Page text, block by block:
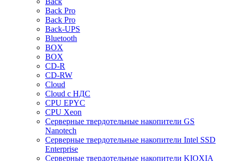
Back Pro
Back Pro
Back-UPS
Bluetooth
BOX
BOX
CD-R
CD-RW
Cloud
Cloud с НДС
CPU EPYC
CPU Xeon
Cерверные твердотельные накопители GS
Nanotech
Cерверные твердотельные накопители Intel SSD
Enterprise
Cерверные твердотельные накопители KIOXIA